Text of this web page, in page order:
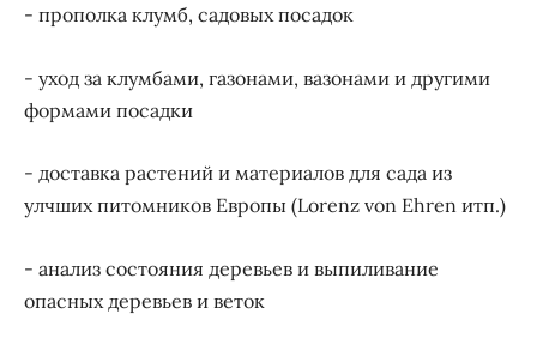
- прополка клумб, садовых посадок
- уход за клумбами, газонами, вазонами и другими
формами посадки
- доставка растений и материалов для сада из
улчших питомников Европы (Lorenz von Ehren итп.)
- анализ состояния деревьев и выпиливание
опасных деревьев и веток